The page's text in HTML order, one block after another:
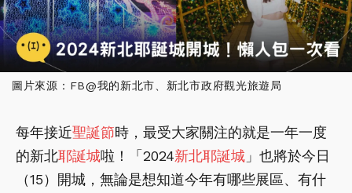
圖片來源：FB@我的新北市、新北市政府觀光旅遊局
每年接近聖誕節時，最受大家關注的就是一年一度
的新北耶誕城啦！「2024新北耶誕城 」也將於今日
（15）開城，無論是想知道今年有哪些展區、有什